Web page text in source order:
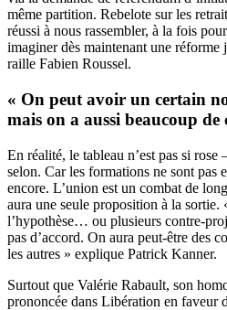
même partition. Rebelote sur les
réussi à nous rassembler, à la fois
imaginer dès maintenant une réforme
raille Fabien Roussel.
« On peut avoir un certain
mais on a aussi beaucoup de
En réalité, le tableau n’est pas si rose
selon. Car les formations ne sont pas
encore. L’union est un combat de
aura une seule proposition à la
l’hypothèse… ou plusieurs contre-
pas d’accord. On aura peut-être des
les autres » explique Patrick Kanner.
Surtout que Valérie Rabault, son
prononcée dans Libération en faveur